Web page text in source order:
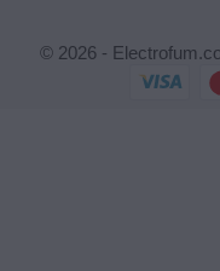
© 2026 -